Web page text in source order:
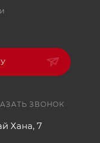
ЗВОНОК
Хана, 7